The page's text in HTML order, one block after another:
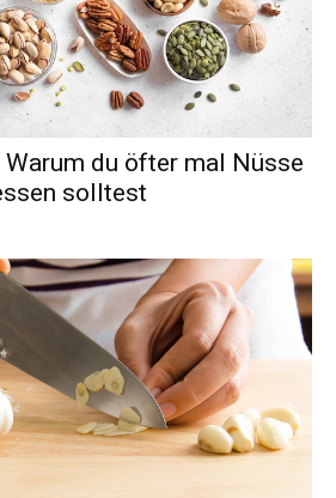
du öfter mal Nüsse
solltest